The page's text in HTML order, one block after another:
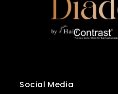
Social Media